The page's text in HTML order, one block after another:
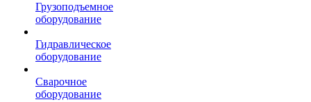
Грузоподъемное
оборудование
Гидравлическое
оборудование
Сварочное
оборудование